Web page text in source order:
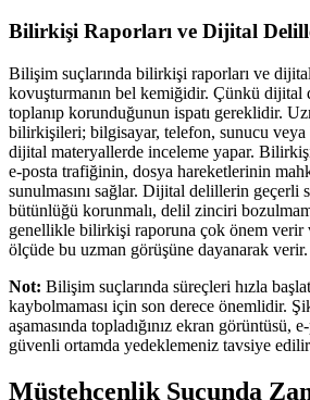
Bilirkişi Raporları ve Dijital
Bilişim suçlarında bilirkişi raporları ve
kovuşturmanın bel kemiğidir. Çünkü dijital
toplanıp korunduğunun ispatı gereklidir.
bilirkişileri; bilgisayar, telefon, sunucu veya
dijital materyallerde inceleme yapar.
e-posta trafiğinin, dosya hareketlerinin
sunulmasını sağlar. Dijital delillerin geçerli
bütünlüğü korunmalı, delil zinciri
genellikle bilirkişi raporuna çok önem verir
ölçüde bu uzman görüşüne dayanarak verir.
Not: Bilişim suçlarında süreçleri hızla
kaybolmaması için son derece önemlidir.
aşamasında topladığınız ekran görüntüsü,
güvenli ortamda yedeklemeniz tavsiye
Müstehcenlik Suçunda